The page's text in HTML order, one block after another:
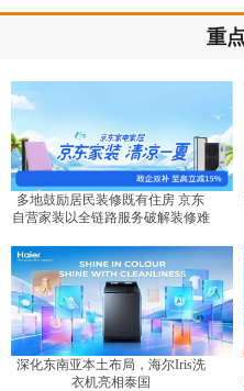
重
多地鼓励居民装修既有住房 京东
自营家装以全链路服务破解装修难
深化东南亚本土布局，海尔Iris洗
衣机亮相泰国